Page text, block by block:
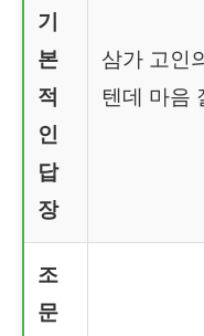
기
본
적
인
답
장
삼가 고인
텐데 마음
조
문